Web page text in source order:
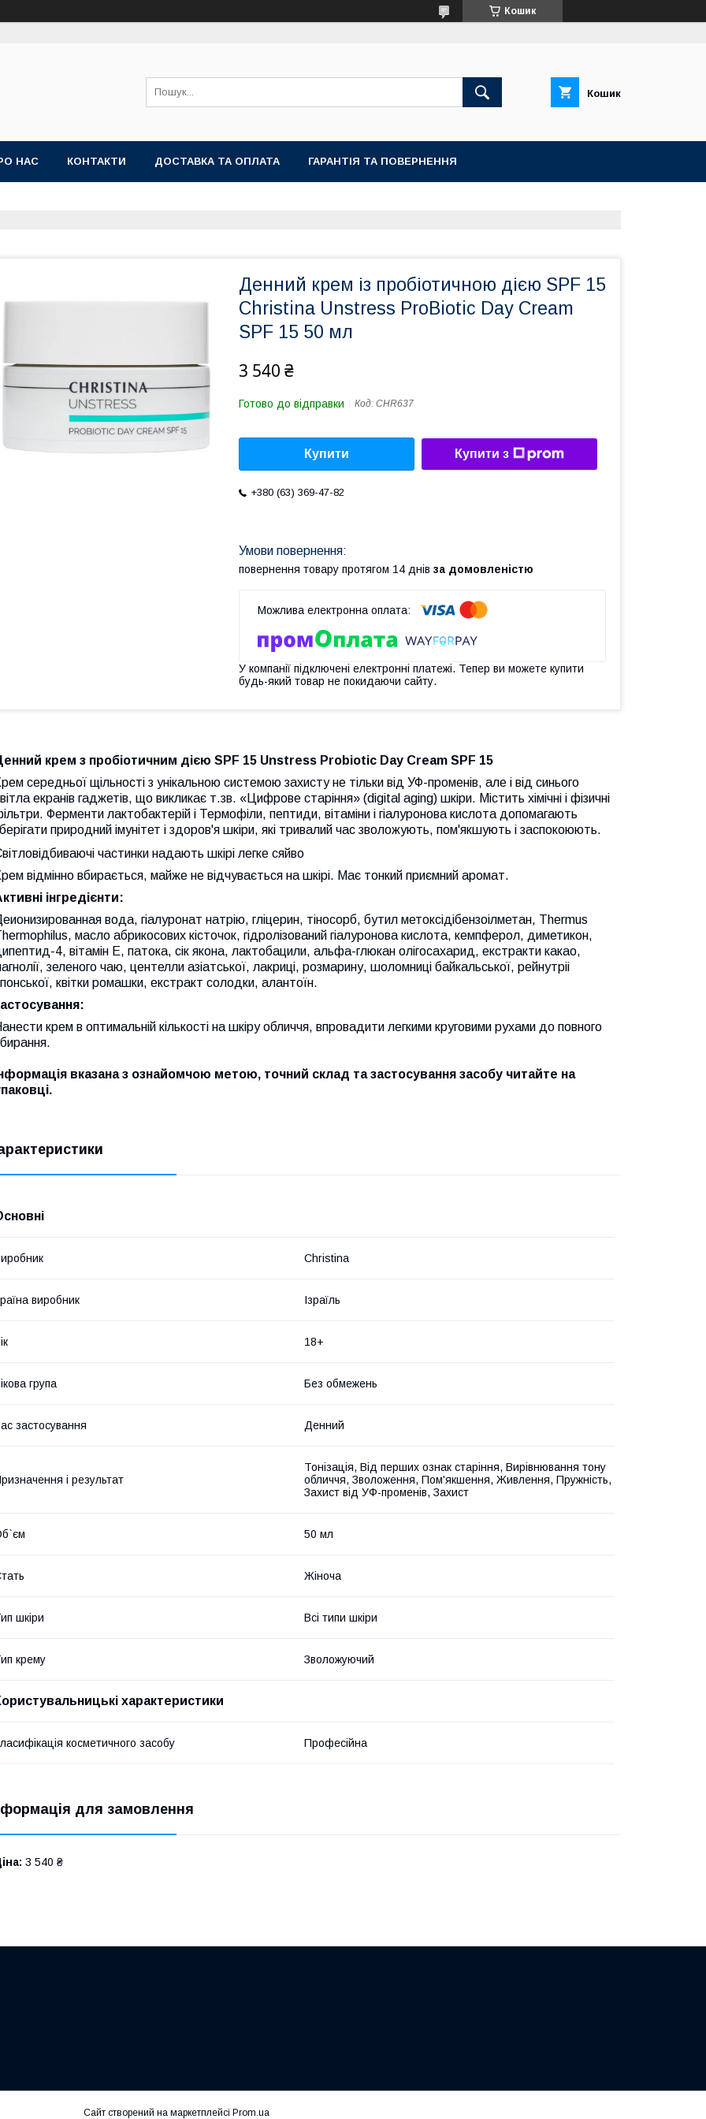
Кошик
Кошик
НАС КОНТАКТИ ДОСТАВКА ТА ОПЛАТА ГАРАНТІЯ ТА ПОВЕРНЕННЯ
Денний крем із пробіотичною дією SPF 15
Christina Unstress ProBiotic Day Cream
SPF 15 50 мл
3 540 ₴
Готово до відправки Код: CHR637
Купити Купити з
+380 (63) 369-47-82
повернення товару протягом 14 днів за домовленістю
У компанії підключені електронні платежі. Тепер ви можете купити
будь-який товар не покидаючи сайту.
крем з пробіотичним дією SPF 15 Unstress Probiotic Day Cream SPF 15
середньої щільності з унікальною системою захисту не тільки від УФ-променів, але і від синього
екранів гаджетів, що викликає т.зв. «Цифрове старіння» (digital aging) шкіри. Містить хімічні і фізичні
Ферменти лактобактерій і Термофіли, пептиди, вітаміни і гіалуронова кислота допомагають
природний імунітет і здоров'я шкіри, які тривалий час зволожують, пом'якшують і заспокоюють.
частинки надають шкірі легке сяйво
відмінно вбирається, майже не відчувається на шкірі. Має тонкий приємний аромат.
інгредієнти:
вода, гіалуронат натрію, гліцерин, тіносорб, бутил метоксідібензоілметан, Thermus
масло абрикосових кісточок, гідролізований гіалуронова кислота, кемпферол, диметикон,
4, вітамін Е, патока, сік якона, лактобацили, альфа-глюкан олігосахарид, екстракти какао,
зеленого чаю, центелли азіатської, лакриці, розмарину, шоломниці байкальської, рейнутріі
квітки ромашки, екстракт солодки, алантоїн.
крем в оптимальній кількості на шкіру обличчя, впровадити легкими круговими рухами до повного
вказана з ознайомчою метою, точний склад та застосування засобу читайте на
Christina
виробник Ізраїль
18+
група Без обмежень
застосування Денний
і результат
Тонізація, Від перших ознак старіння, Вирівнювання тону
обличчя, Зволоження, Пом'якшення, Живлення, Пружність,
Захист від УФ-променів, Захист
50 мл
Жіноча
шкіри Всі типи шкіри
крему Зволожуючий
характеристики
косметичного засобу Професійна
для замовлення
3 540 ₴
Сайт створений на маркетплейсі Prom.ua